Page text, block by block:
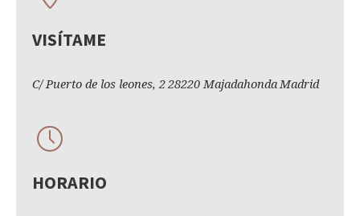
VISÍTAME
C/ Puerto de los leones, 228220 MajadahondaMadrid
HORARIO